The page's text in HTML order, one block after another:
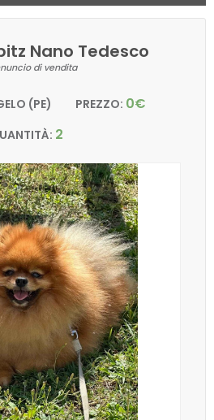
Nano Tedesco
di vendita
(PE) PREZZO: 0€
2